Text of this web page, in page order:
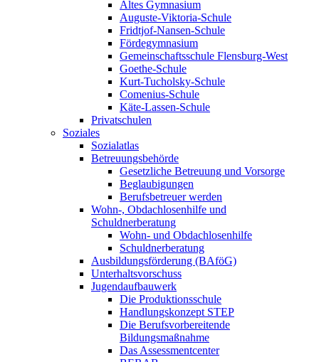
Altes Gymnasium
Auguste-Viktoria-Schule
Fridtjof-Nansen-Schule
Fördegymnasium
Gemeinschaftsschule Flensburg-West
Goethe-Schule
Kurt-Tucholsky-Schule
Comenius-Schule
Käte-Lassen-Schule
Privatschulen
Soziales
Sozialatlas
Betreuungsbehörde
Gesetzliche Betreuung und Vorsorge
Beglaubigungen
Berufsbetreuer werden
Wohn-, Obdachlosenhilfe und
Schuldnerberatung
Wohn- und Obdachlosenhilfe
Schuldnerberatung
Ausbildungsförderung (BAföG)
Unterhaltsvorschuss
Jugendaufbauwerk
Die Produktionsschule
Handlungskonzept STEP
Die Berufsvorbereitende
Bildungsmaßnahme
Das Assessmentcenter